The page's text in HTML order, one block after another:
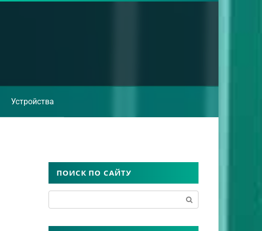
Устройства
ПОИСК ПО САЙТУ